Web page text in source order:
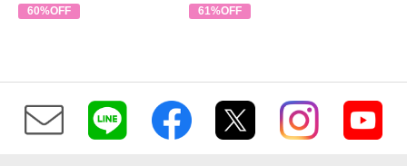
60%OFF 61%OFF